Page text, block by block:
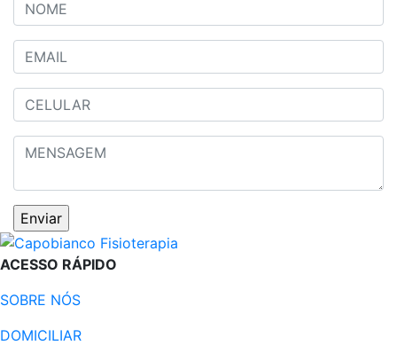
ACESSO RÁPIDO
SOBRE NÓS
DOMICILIAR